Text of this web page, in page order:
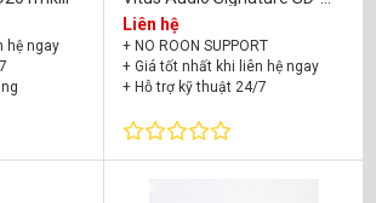
hệ ngay
025mkI
Liên hệ
+ NO ROON SUPPORT
+ Giá tốt nhất khi liên hệ ngay
+ Hỗ trợ kỹ thuật 24/7